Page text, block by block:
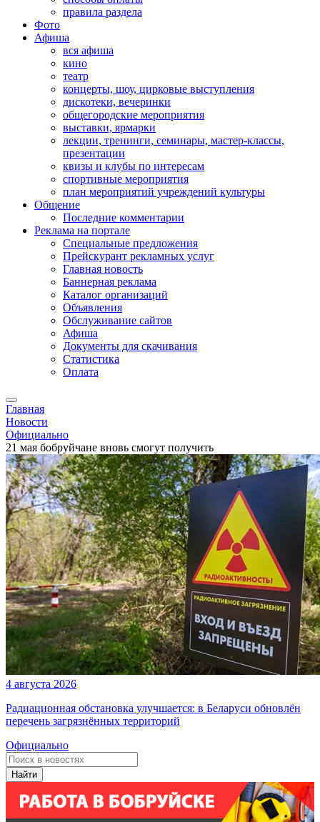
правила раздела
Фото
Афиша
вся афиша
кино
театр
концерты, шоу, цирковые выступления
дискотеки, вечеринки
общегородские мероприятия
выставки, ярмарки
лекции, тренинги, семинары, мастер-классы,
презентации
квизы и клубы по интересам
спортивные мероприятия
план мероприятий учреждений культуры
Общение
Последние комментарии
Реклама на портале
Специальные предложения
Прейскурант рекламных услуг
Главная новость
Баннерная реклама
Каталог организаций
Объявления
Обслуживание сайтов
Афиша
Документы для скачивания
Статистика
Оплата
Главная
Новости
Официально
21 мая бобруйчане вновь смогут получить
4 августа 2026
Радиационная обстановка улучшается: в Беларуси обновлён
перечень загрязнённых территорий
Официально
Найти